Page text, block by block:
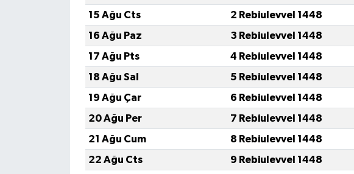
15 Ağu Cts
2 Rebiulevvel 1448
16 Ağu Paz
3 Rebiulevvel 1448
17 Ağu Pts
4 Rebiulevvel 1448
18 Ağu Sal
5 Rebiulevvel 1448
19 Ağu Çar
6 Rebiulevvel 1448
20 Ağu Per
7 Rebiulevvel 1448
21 Ağu Cum
8 Rebiulevvel 1448
22 Ağu Cts
9 Rebiulevvel 1448